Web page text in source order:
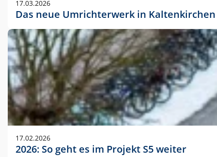
17.03.2026
Das neue Umrichterwerk in Kaltenkirchen
17.02.2026
2026: So geht es im Projekt S5 weiter